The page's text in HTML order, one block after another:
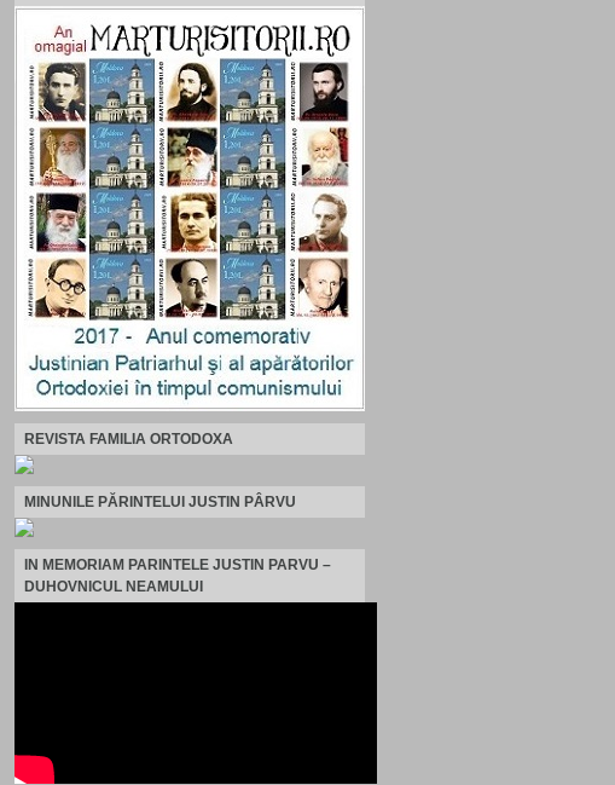
REVISTA FAMILIA ORTODOXA
MINUNILE PĂRINTELUI JUSTIN PÂRVU
IN MEMORIAM PARINTELE JUSTIN PARVU –
DUHOVNICUL NEAMULUI